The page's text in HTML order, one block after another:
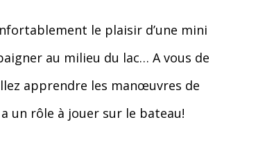
le plaisir d’une mini
au milieu du lac… A vous de
apprendre les manœuvres de
un rôle à jouer sur le bateau!